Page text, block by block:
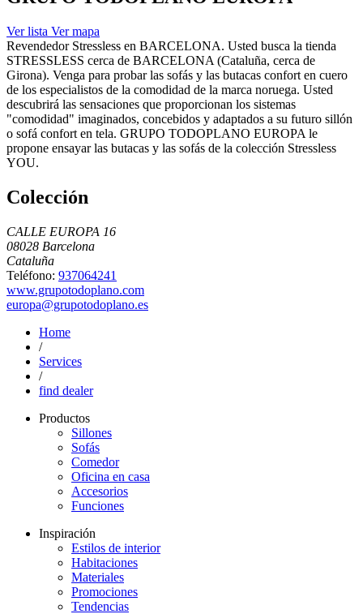
Ver lista Ver mapa
Revendedor Stressless en BARCELONA. Usted busca la tienda
STRESSLESS cerca de BARCELONA (Cataluña, cerca de
Girona). Venga para probar las sofás y las butacas confort en cuero
de los especialistos de la comodidad de la marca noruega. Usted
descubrirá las sensaciones que proporcionan los sistemas
"comodidad" imaginados, concebidos y adaptados a su futuro sillón
o sofá confort en tela. GRUPO TODOPLANO EUROPA le
propone ensayar las butacas y las sofás de la colección Stressless
YOU.
Colección
CALLE EUROPA 16
08028 Barcelona
Cataluña
Teléfono: 937064241
www.grupotodoplano.com
europa@grupotodoplano.es
Home
/
Services
/
find dealer
Productos
Sillones
Sofás
Comedor
Oficina en casa
Accesorios
Funciones
Inspiración
Estilos de interior
Habitaciones
Materiales
Promociones
Tendencias